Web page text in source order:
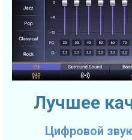
Лучшее
Цифровой